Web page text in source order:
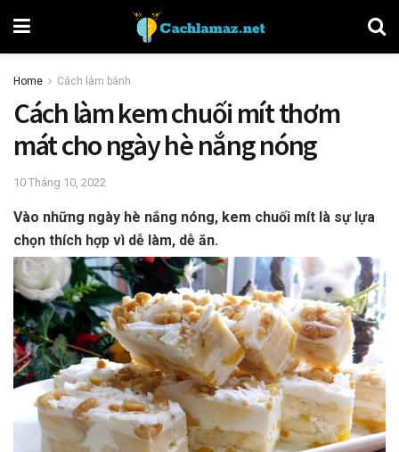
Home Cách làm bánh
Cách làm kem chuối mít thơm
mát cho ngày hè nắng nóng
10 Tháng 10, 2022
Vào những ngày hè nắng nóng, kem chuối mít là sự lựa
chọn thích hợp vì dễ làm, dễ ăn.